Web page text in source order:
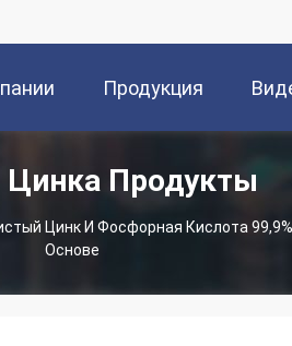
Продукция
Продукты
Цинк И Фосфорная Кислота
Основе